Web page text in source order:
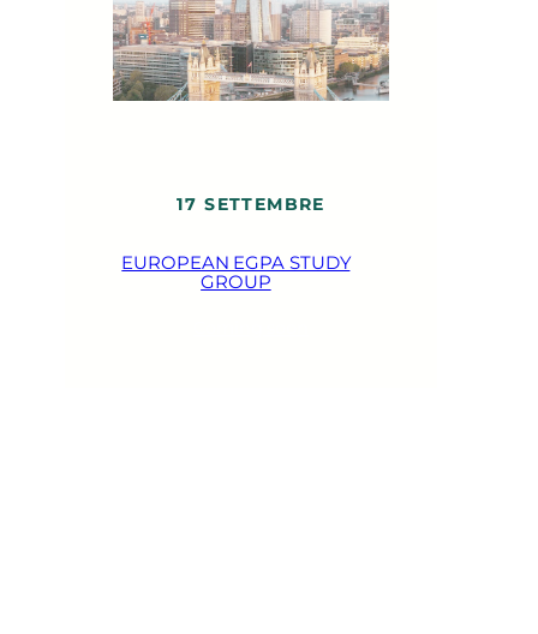
17 SETTEMBRE
EUROPEAN EGPA STUDY
GROUP